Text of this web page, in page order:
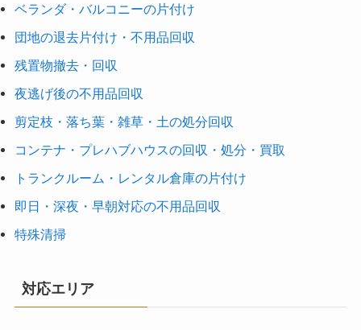
ベランダ・バルコニーの片付け
団地の退去片付け・不用品回収
残置物撤去・回収
夜逃げ後の不用品回収
剪定枝・落ち葉・雑草・土の処分回収
コンテナ・プレハブハウスの回収・処分・買取
トランクルーム・レンタル倉庫の片付け
即日・深夜・早朝対応の不用品回収
特殊清掃
対応エリア